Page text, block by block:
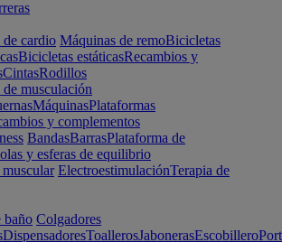
cardio Máquinas de remoBicicletas
Bicicletas estáticasRecambios y
CintasRodillos
musculación
MáquinasPlataformas
y complementos
BandasBarrasPlataforma de
y esferas de equilibrio
ElectroestimulaciónTerapia de
baño Colgadores
DispensadoresToallerosJabonerasEscobillero